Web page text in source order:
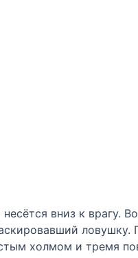
вниз к врагу.
ловушку.
холмом и тремя